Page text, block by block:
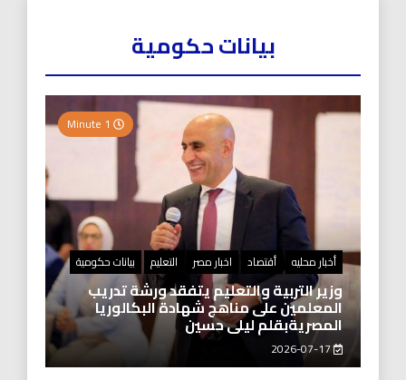
بيانات حكومية
أخبار محليه أقتصاد اخبار مصر التعليم بيانات حكومية
وزير التربية والتعليم يتفقد ورشة تدريب
المعلمين على مناهج شهادة البكالوريا
المصريةبقلم ليلى حسين
2026-07-17